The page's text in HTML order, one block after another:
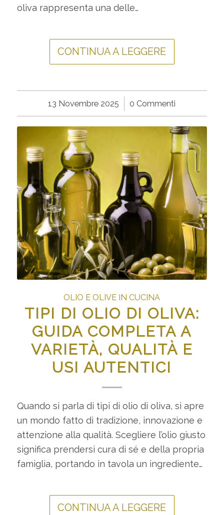
oliva rappresenta una delle…
CONTINUA A LEGGERE
13 Novembre 2025
/ 0 Commenti
OLIO E OLIVE IN CUCINA
TIPI DI OLIO DI OLIVA:
GUIDA COMPLETA A
VARIETÀ, QUALITÀ E
USI AUTENTICI
Quando si parla di tipi di olio di oliva, si apre
un mondo fatto di tradizione, innovazione e
attenzione alla qualità. Scegliere l’olio giusto
significa prendersi cura di sé e della propria
famiglia, portando in tavola un ingrediente…
CONTINUA A LEGGERE